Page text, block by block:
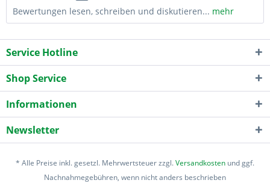
Bewertungen lesen, schreiben und diskutieren... mehr
Service Hotline
Shop Service
Informationen
Newsletter
* Alle Preise inkl. gesetzl. Mehrwertsteuer zzgl.Versandkosten und ggf.
Nachnahmegebühren, wenn nicht anders beschrieben